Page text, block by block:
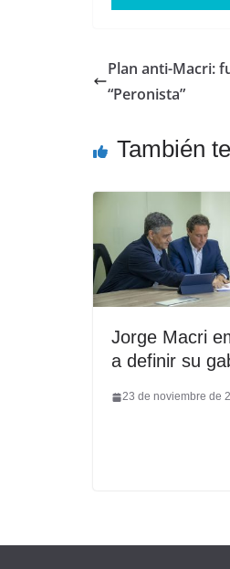
Plan anti-Macri:
“Peronista”
También
Jorge Macri
a definir su
23 de noviembre de